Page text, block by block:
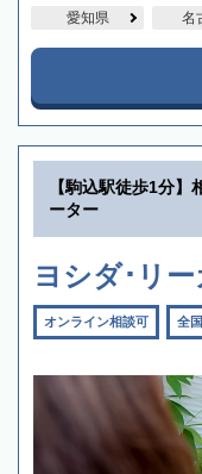
愛知県 名
【駒込駅徒歩1分
ーター
ヨシダ･リ
オンライン相談可 全